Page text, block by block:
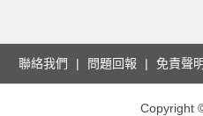
聯絡我們 問題回報 免責聲明
Copyright